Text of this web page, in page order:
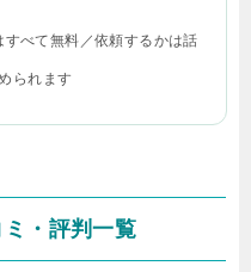
べて無料／依頼するかは話
られます
・評判一覧